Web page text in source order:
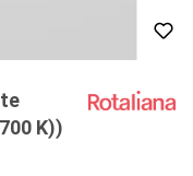
K))